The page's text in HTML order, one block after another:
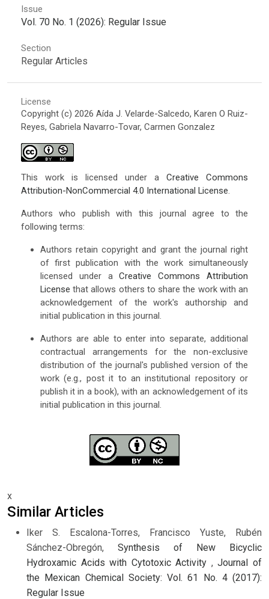
Issue
Vol. 70 No. 1 (2026): Regular Issue
Section
Regular Articles
License
Copyright (c) 2026 Aída J. Velarde-Salcedo, Karen O Ruiz-
Reyes, Gabriela Navarro-Tovar, Carmen Gonzalez
This work is licensed under aCreative Commons
Attribution-NonCommercial 4.0 International License.
Authors who publish with this journal agree to the
following terms:
Authors retain copyright and grant the journal right
of first publication with the work simultaneously
licensed under aCreative Commons Attribution
License that allows others to share the work with an
acknowledgement of the work's authorship and
initial publication in this journal.
Authors are able to enter into separate, additional
contractual arrangements for the non-exclusive
distribution of the journal's published version of the
work (e.g., post it to an institutional repository or
publish it in a book), with an acknowledgement of its
initial publication in this journal.
x
Similar Articles
Iker S. Escalona-Torres, Francisco Yuste, Rubén
Sánchez-Obregón, Synthesis of New Bicyclic
Hydroxamic Acids with Cytotoxic Activity ,Journal of
the Mexican Chemical Society: Vol. 61 No. 4 (2017):
Regular Issue